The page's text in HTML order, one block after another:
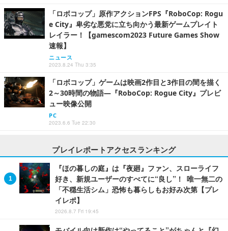
「ロボコップ」原作アクションFPS『RoboCop: Rogu
e City』卑劣な悪党に立ち向かう最新ゲームプレイト
レイラー！【gamescom2023 Future Games Show
速報】
ニュース
2023.8.24 Thu 3:35
「ロボコップ」ゲームは映画2作目と3作目の間を描く
2～30時間の物語―『RoboCop: Rogue City』プレビ
ュー映像公開
PC
2023.6.6 Tue 22:30
プレイレポートアクセスランキング
『ほの暮しの庭』は『夜廻』ファン、スローライフ
好き、新規ユーザーのすべてに“良し”！ 唯一無二の
「不穏生活シム」恐怖も暮らしもお好み次第【プレ
イレポ】
2026.8.7 Fri 19:45